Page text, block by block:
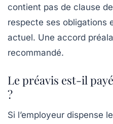
contient pas de clause
respecte ses obligations
actuel. Une accord
recommandé.
Le préavis est-il
?
Si l’employeur dispense